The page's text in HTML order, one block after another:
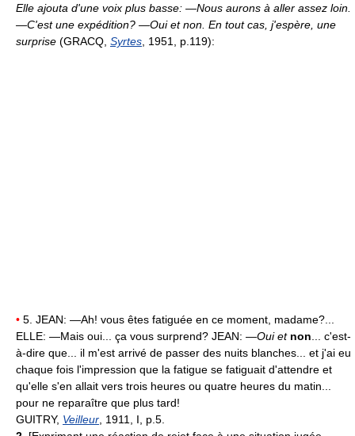
Elle ajouta d'une voix plus basse: —Nous aurons à aller assez loin.
—C'est une expédition? —Oui et non. En tout cas, j'espère, une
surprise (GRACQ, Syrtes , 1951, p.119):
• 5. JEAN: —Ah! vous êtes fatiguée en ce moment, madame?...
ELLE: —Mais oui... ça vous surprend? JEAN: —Oui et non ... c'est-
à-dire que... il m'est arrivé de passer des nuits blanches... et j'ai eu
chaque fois l'impression que la fatigue se fatiguait d'attendre et
qu'elle s'en allait vers trois heures ou quatre heures du matin...
pour ne reparaître que plus tard!
GUITRY, Veilleur , 1911, I, p.5.